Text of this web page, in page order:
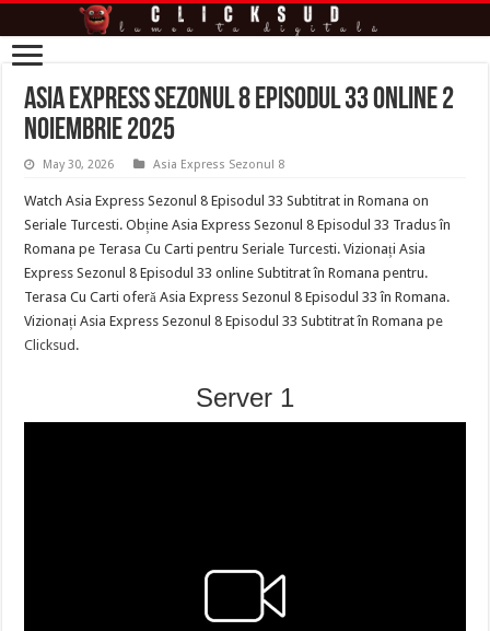
Asia Express Sezonul 8 Episodul 33 online 2
Noiembrie 2025
May 30, 2026 Asia Express Sezonul 8
Watch Asia Express Sezonul 8 Episodul 33 Subtitrat in Romana on
Seriale Turcesti. Obține Asia Express Sezonul 8 Episodul 33 Tradus în
Romana pe Terasa Cu Carti pentru Seriale Turcesti. Vizionați Asia
Express Sezonul 8 Episodul 33 online Subtitrat în Romana pentru.
Terasa Cu Carti oferă Asia Express Sezonul 8 Episodul 33 în Romana.
Vizionați Asia Express Sezonul 8 Episodul 33 Subtitrat în Romana pe
Clicksud .
Server 1